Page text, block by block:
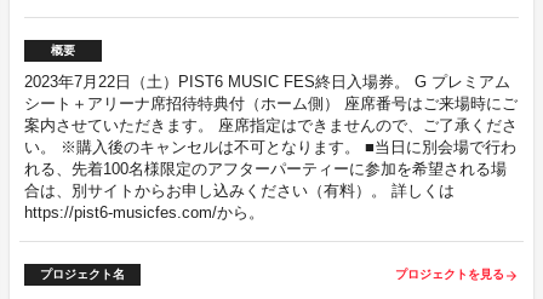
概要
2023年7月22日（土）PIST6 MUSIC FES終日入場券。 G プレミアム
シート＋アリーナ席招待特典付（ホーム側） 座席番号はご来場時にご
案内させていただきます。 座席指定はできませんので、ご了承くださ
い。 ※購入後のキャンセルは不可となります。 ■当日に別会場で行わ
れる、先着100名様限定のアフターパーティーに参加を希望される場
合は、別サイトからお申し込みください（有料）。 詳しくは
https://pist6-musicfes.com/から。
プロジェクト名 プロジェクトを見る arrow_forward